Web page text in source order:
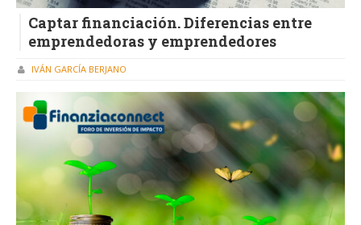
Captar financiación. Diferencias entre
emprendedoras y emprendedores
IVÁN GARCÍA BERJANO